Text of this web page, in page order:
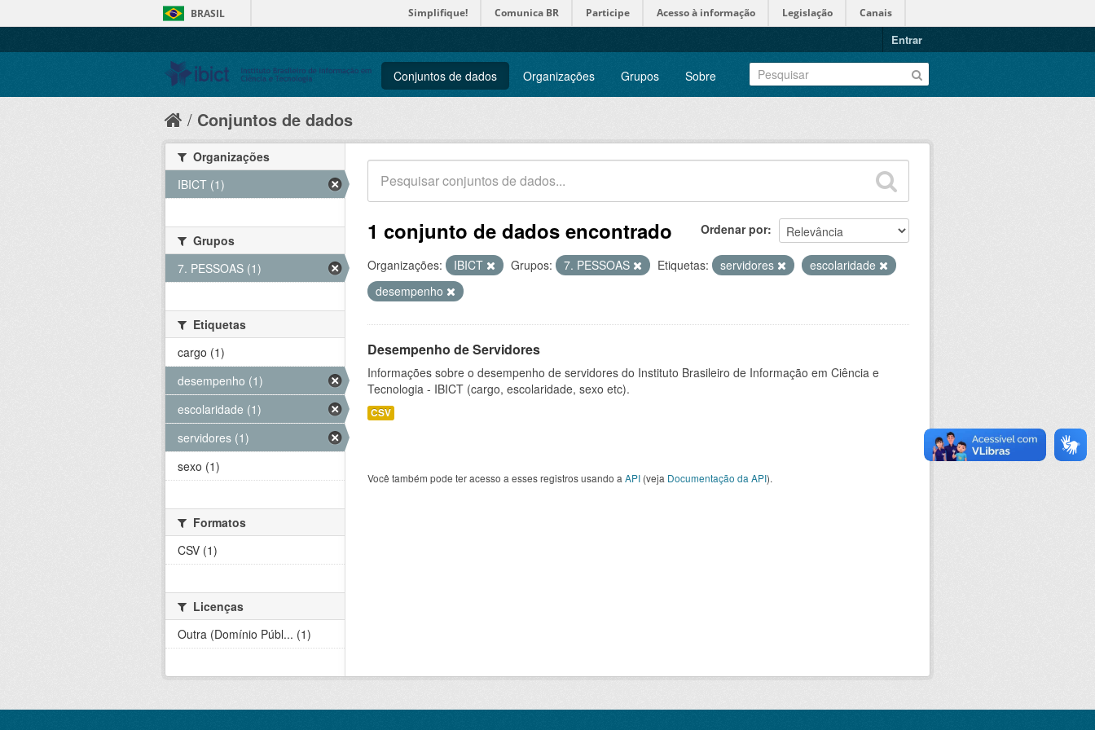
BRASIL Simplifique! Comunica BR Participe Acesso à informação Legislação Canais
Entrar
Conjuntos de dados Organizações Grupos Sobre
Conjuntos de dados
Ordenar por
1 conjunto de dados encontrado
Organizações: IBICT Grupos: 7. PESSOAS Etiquetas: servidores
escolaridade
desempenho
Desempenho de Servidores
Informações sobre o desempenho de servidores do Instituto Brasileiro de Informação em Ciência e
Tecnologia - IBICT (cargo, escolaridade, sexo etc).
CSV
Você também pode ter acesso a esses registros usando a API (veja Documentação da API).
Organizações
IBICT (1)
Grupos
7. PESSOAS (1)
Etiquetas
cargo (1)
desempenho (1)
escolaridade (1)
servidores (1)
sexo (1)
Formatos
CSV (1)
Licenças
Outra (Domínio Públ... (1)